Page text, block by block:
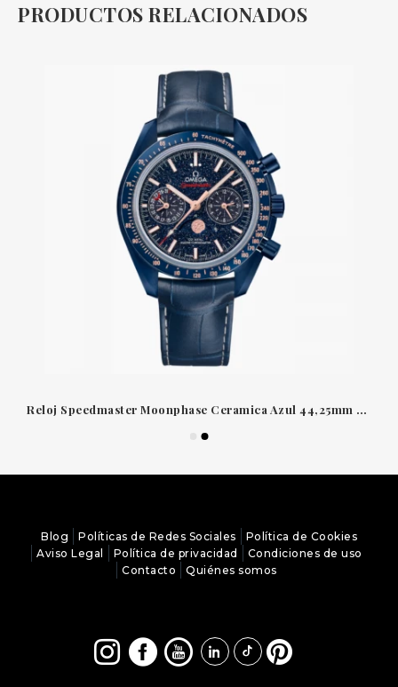
PRODUCTOS RELACIONADOS
Reloj Speedmaster Moonphase Ceramica Azul 44,25mm Omega 30493445203002
Blog Políticas de Redes Sociales
Política de Cookies
Aviso Legal
Política de privacidad
Condiciones de uso
Contacto
Quiénes somos